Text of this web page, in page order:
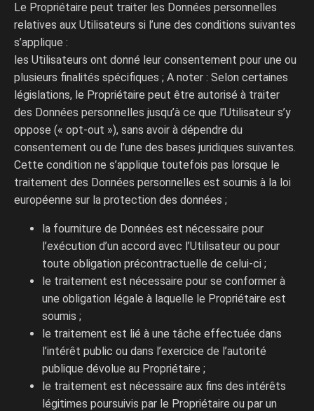
Le Propriétaire peut traiter les Données personnelles
relatives aux Utilisateurs si l’une des conditions suivantes
s’applique :
les Utilisateurs ont donné leur consentement pour une ou
plusieurs finalités spécifiques ; A noter : Selon certaines
législations, le Propriétaire peut être autorisé à traiter
des Données personnelles jusqu’à ce que l’Utilisateur s’y
oppose (« opt-out »), sans avoir à dépendre du
consentement ou de l’une des bases juridiques suivantes.
Cette condition ne s’applique toutefois pas lorsque le
traitement des Données personnelles est soumis à la loi
européenne sur la protection des données ;
la fourniture de Données est nécessaire pour
l’exécution d’un accord avec l’Utilisateur ou pour
toute obligation précontractuelle de celui-ci ;
le traitement est nécessaire pour se conformer à
une obligation légale à laquelle le Propriétaire est
soumis ;
le traitement est lié à une tâche effectuée dans
l’intérêt public ou dans l’exercice de l’autorité
publique dévolue au Propriétaire ;
le traitement est nécessaire aux fins des intérêts
légitimes poursuivis par le Propriétaire ou par un